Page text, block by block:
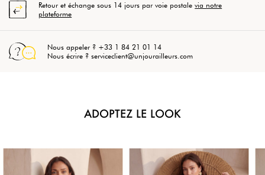
Retour et échange sous 14 jours par voie postalevia notre
plateforme
Nous appeler ? +33 1 84 21 01 14
Nous écrire ? serviceclient@unjourailleurs.com
ADOPTEZ LE LOOK